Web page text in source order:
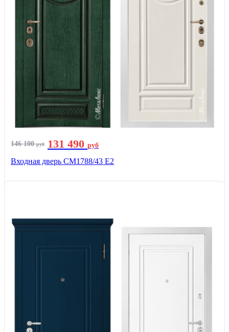
146 100руб 131 490 руб
Входная дверь СМ1788/43 E2